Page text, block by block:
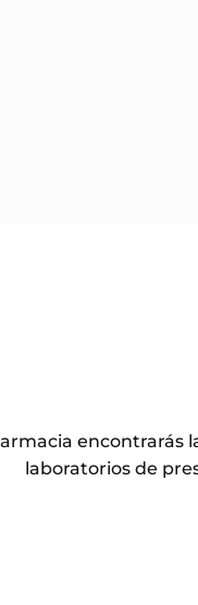
encontrarás
laboratorios de